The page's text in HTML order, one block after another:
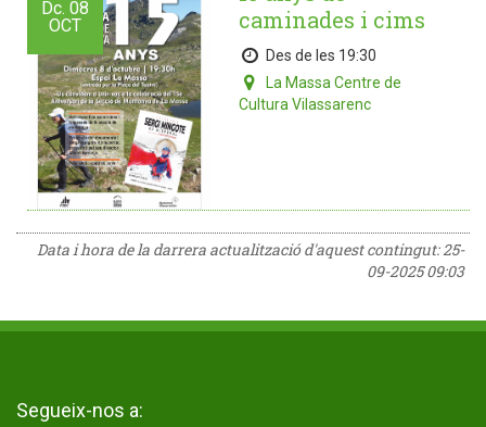
Dc. 08
OCT
caminades i cims
Des de les 19:30
La Massa Centre de
Cultura Vilassarenc
Data i hora de la darrera actualització d'aquest contingut:25-
09-2025 09:03
Segueix-nos a: